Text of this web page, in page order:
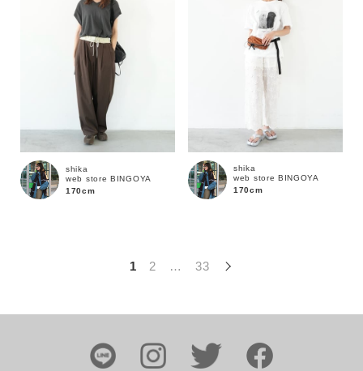
この条件で絞り込む
shika
web store BINGOYA
170cm
shika
web store BINGOYA
170cm
1 2 … 33